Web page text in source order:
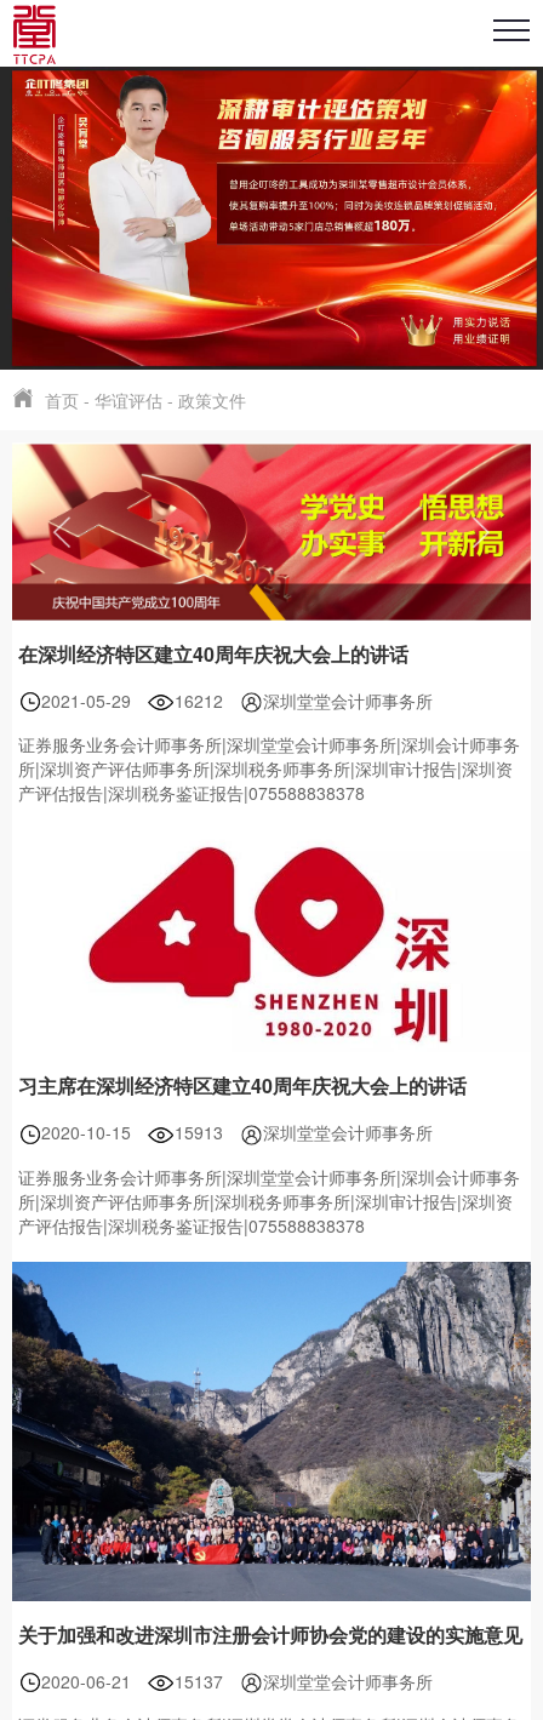
首页 -华谊评估 -政策文件
在深圳经济特区建立40周年庆祝大会上的讲话
2021-05-29 16212
深圳堂堂会计师事务所
证券服务业务会计师事务所|深圳堂堂会计师事务所|深圳会计师事务
所|深圳资产评估师事务所|深圳税务师事务所|深圳审计报告|深圳资
产评估报告|深圳税务鉴证报告|075588838378
习主席在深圳经济特区建立40周年庆祝大会上的讲话
2020-10-15 15913
深圳堂堂会计师事务所
证券服务业务会计师事务所|深圳堂堂会计师事务所|深圳会计师事务
所|深圳资产评估师事务所|深圳税务师事务所|深圳审计报告|深圳资
产评估报告|深圳税务鉴证报告|075588838378
关于加强和改进深圳市注册会计师协会党的建设的实施意见
2020-06-21 15137
深圳堂堂会计师事务所